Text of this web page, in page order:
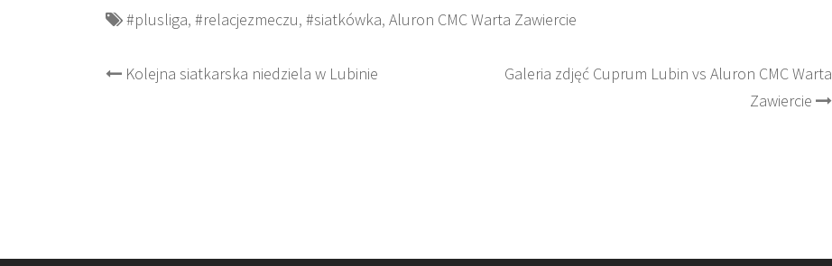
#plusliga, #relacjezmeczu, #siatkówka, Aluron CMC Warta Zawiercie
Post
Kolejna siatkarska niedziela w Lubinie
Galeria zdjęć Cuprum Lubin vs Aluron CMC Warta
Zawiercie